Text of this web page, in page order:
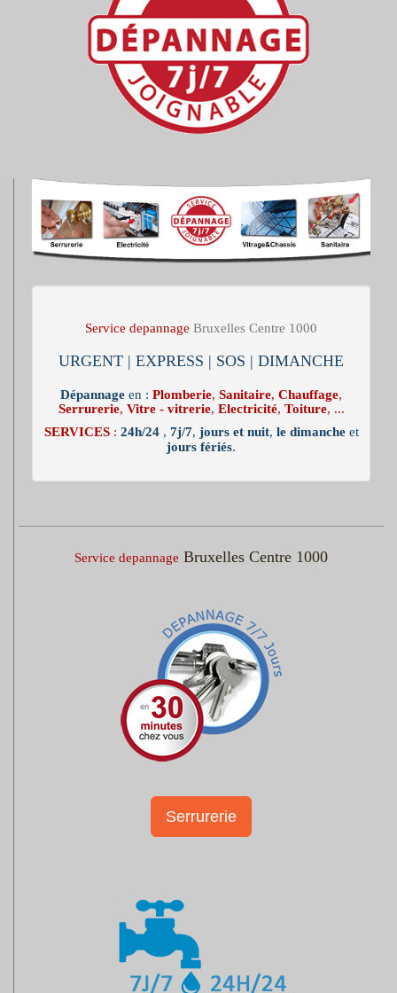
Service depannage Bruxelles Centre 1000
URGENT | EXPRESS | SOS | DIMANCHE
Dépannage en : Plomberie, Sanitaire, Chauffage,
Serrurerie, Vitre - vitrerie, Electricité, Toiture, ...
SERVICES: 24h/24, 7j/7, jours et nuit, le dimancheet
jours fériés.
Service depannage Bruxelles Centre 1000
Serrurerie